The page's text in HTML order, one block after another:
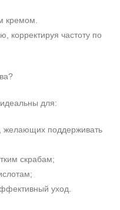
кремом.
корректируя частоту по
для:
желающих поддерживать
скрабам;
уход.